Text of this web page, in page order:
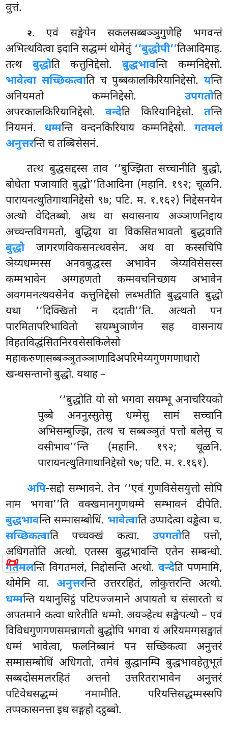
📜
वुत्तं.
२. एवं सङ्खेपेन सकलसब्बञ्ञुगुणेहि भगवन्तं
अभित्थवित्वा इदानि सद्धम्मं थोमेतुं ‘‘बुद्धोपी’’तिआदिमाह.
तत्थ बुद्धोति कत्तुनिद्देसो.बुद्धभावन्ति कम्मनिद्देसो.
भावेत्वा सच्छिकत्वाति च पुब्बकालकिरियानिद्देसो. यन्ति
अनियमतो कम्मनिद्देसो. उपगतोति
अपरकालकिरियानिद्देसो.वन्देति किरियानिद्देसो. तन्ति
नियमनं. धम्मन्ति वन्दनकिरियाय कम्मनिद्देसो. गतमलं
अनुत्तरन्ति च तब्बिसेसनं.
तत्थ बुद्धसद्दस्स ताव ‘‘बुज्झिता सच्चानीति बुद्धो,
बोधेता पजायाति बुद्धो’’तिआदिना (महानि. १९२; चूळनि.
पारायनत्थुतिगाथानिद्देसो ९७; पटि. म. १.१६२) निद्देसनयेन
अत्थो वेदितब्बो. अथ वा सवासनाय अञ्ञाणनिद्दाय
अच्चन्तविगमतो, बुद्धिया वा विकसितभावतो बुद्धवाति
बुद्धोजागरणविकसनत्थवसेन. अथ वा कस्सचिपि
ञेय्यधम्मस्स अनवबुद्धस्स अभावेन ञेय्यविसेसस्स
कम्मभावेन अग्गहणतो कम्मवचनिच्छाय अभावेन
अवगमनत्थवसेनेव कत्तुनिद्देसो लब्भतीति बुद्धवाति बुद्धो
यथा ‘‘दिक्खितो न ददाती’’ति. अत्थतो पन
पारमितापरिभावितो सयम्भुञाणेन सह वासनाय
विहतविद्धंसितनिरवसेसकिलेसो
महाकरुणासब्बञ्ञुतञ्ञाणादिअपरिमेय्यगुणगणाधारो
खन्धसन्तानो बुद्धो. यथाह –
‘‘बुद्धोति यो सो भगवा सयम्भू अनाचरियको
पुब्बे अननुस्सुतेसु धम्मेसु सामं सच्चानि
अभिसम्बुज्झि, तत्थ च सब्बञ्ञुतं पत्तो बलेसु च
वसीभाव’’न्ति (महानि. १९२; चूळनि.
पारायनत्थुतिगाथानिद्देसो ९७; पटि. म. १.१६१).
अपि-सद्दो सम्भावने. तेन ‘‘एवं गुणविसेसयुत्तो सोपि
नाम भगवा’’ति वक्खमानगुणधम्मे सम्भावनं दीपेति.
बुद्धभावन्ति सम्मासम्बोधिं. भावेत्वाति उप्पादेत्वा वड्ढेत्वा च.
सच्छिकत्वाति पच्चक्खं कत्वा. उपगतोति पत्तो,
अधिगतोति अत्थो. एतस्स बुद्धभावन्ति एतेन सम्बन्धो.
गतमलन्ति विगतमलं, निद्दोसन्ति अत्थो. वन्देति पणमामि,
थोमेमि वा.अनुत्तरन्ति उत्तररहितं, लोकुत्तरन्ति अत्थो.
धम्मन्ति यथानुसिट्ठं पटिपज्जमाने अपायतो च संसारतो च
अपतमाने कत्वा धारेतीति धम्मो. अयञ्हेत्थ सङ्खेपत्थो – एवं
विविधगुणगणसमन्नागतो बुद्धोपि भगवा यं अरियमग्गसङ्खातं
धम्मं भावेत्वा, फलनिब्बानं पन सच्छिकत्वा अनुत्तरं
सम्मासम्बोधिं अधिगतो, तमेवं बुद्धानम्पि बुद्धभावहेतुभूतं
सब्बदोसमलरहितं अत्तनो उत्तरितराभावेन अनुत्तरं
पटिवेधसद्धम्मं नमामीति. परियत्तिसद्धम्मस्सपि
तप्पकासनत्ता इध सङ्गहो दट्ठब्बो.